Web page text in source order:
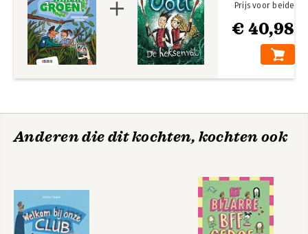
€ 40,98
Prijs voor beide
Anderen die dit kochten, kochten ook